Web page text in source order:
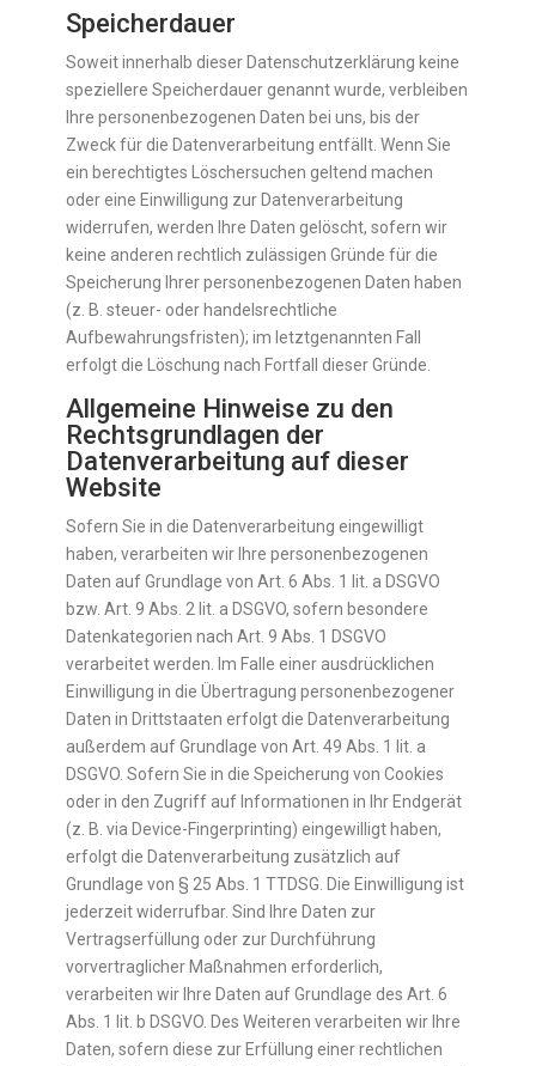
Speicherdauer
Soweit innerhalb dieser Datenschutzerklärung keine
speziellere Speicherdauer genannt wurde, verbleiben
Ihre personenbezogenen Daten bei uns, bis der
Zweck für die Datenverarbeitung entfällt. Wenn Sie
ein berechtigtes Löschersuchen geltend machen
oder eine Einwilligung zur Datenverarbeitung
widerrufen, werden Ihre Daten gelöscht, sofern wir
keine anderen rechtlich zulässigen Gründe für die
Speicherung Ihrer personenbezogenen Daten haben
(z. B. steuer- oder handelsrechtliche
Aufbewahrungsfristen); im letztgenannten Fall
erfolgt die Löschung nach Fortfall dieser Gründe.
Allgemeine Hinweise zu den
Rechtsgrundlagen der
Datenverarbeitung auf dieser
Website
Sofern Sie in die Datenverarbeitung eingewilligt
haben, verarbeiten wir Ihre personenbezogenen
Daten auf Grundlage von Art. 6 Abs. 1 lit. a DSGVO
bzw. Art. 9 Abs. 2 lit. a DSGVO, sofern besondere
Datenkategorien nach Art. 9 Abs. 1 DSGVO
verarbeitet werden. Im Falle einer ausdrücklichen
Einwilligung in die Übertragung personenbezogener
Daten in Drittstaaten erfolgt die Datenverarbeitung
außerdem auf Grundlage von Art. 49 Abs. 1 lit. a
DSGVO. Sofern Sie in die Speicherung von Cookies
oder in den Zugriff auf Informationen in Ihr Endgerät
(z. B. via Device-Fingerprinting) eingewilligt haben,
erfolgt die Datenverarbeitung zusätzlich auf
Grundlage von § 25 Abs. 1 TTDSG. Die Einwilligung ist
jederzeit widerrufbar. Sind Ihre Daten zur
Vertragserfüllung oder zur Durchführung
vorvertraglicher Maßnahmen erforderlich,
verarbeiten wir Ihre Daten auf Grundlage des Art. 6
Abs. 1 lit. b DSGVO. Des Weiteren verarbeiten wir Ihre
Daten, sofern diese zur Erfüllung einer rechtlichen